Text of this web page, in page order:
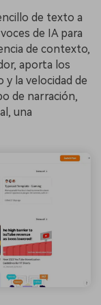
de texto a
de IA para
de contexto,
aporta los
la velocidad de
de narración,
una